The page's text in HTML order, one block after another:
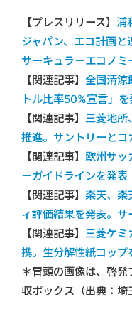
【プレスリリース】 浦
ジャパン、エコ計画
サーキュラーエコノミ
【関連記事】 全国清
トル比率50%宣言」を
【関連記事】 三菱地所
推進。サントリーとコ
【関連記事】 欧州サッ
ーガイドラインを発表
【関連記事】 楽天、楽
ィ評価結果を発表。
【関連記事】 三菱ケミ
携。生分解性紙コッ
＊冒頭の画像は、啓
収ボックス（出典：埼